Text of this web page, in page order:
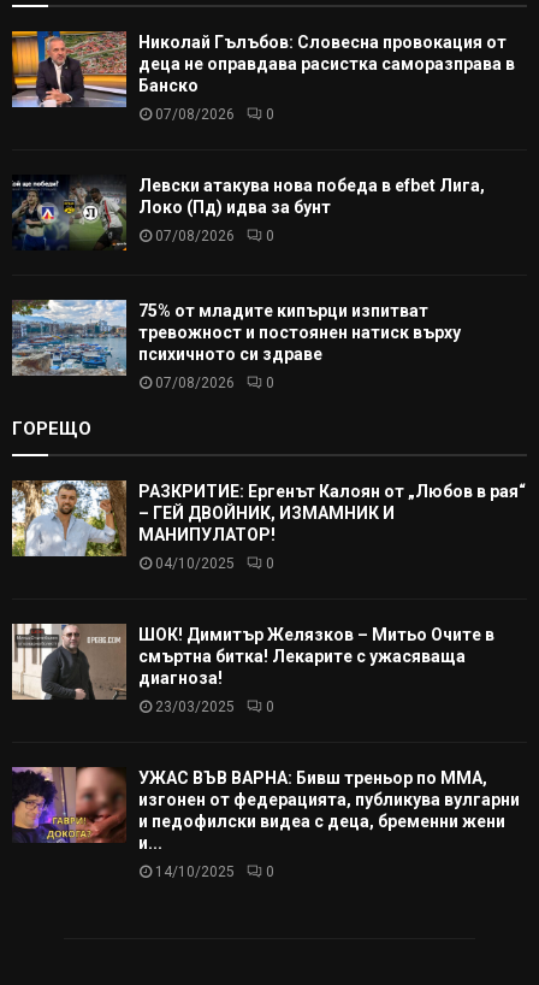
Николай Гълъбов: Словесна провокация от
деца не оправдава расистка саморазправа в
Банско
07/08/2026 0
Левски атакува нова победа в efbet Лига,
Локо (Пд) идва за бунт
07/08/2026 0
75% от младите кипърци изпитват
тревожност и постоянен натиск върху
психичното си здраве
07/08/2026 0
ГОРЕЩО
РАЗКРИТИЕ: Ергенът Калоян от „Любов в рая“
– ГЕЙ ДВОЙНИК, ИЗМАМНИК И
МАНИПУЛАТОР!
04/10/2025 0
ШОК! Димитър Желязков – Митьо Очите в
смъртна битка! Лекарите с ужасяваща
диагноза!
23/03/2025 0
УЖАС ВЪВ ВАРНА: Бивш треньор по ММА,
изгонен от федерацията, публикува вулгарни
и педофилски видеа с деца, бременни жени
и...
14/10/2025 0